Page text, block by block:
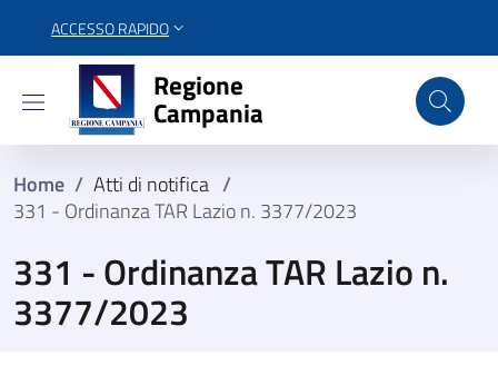
ACCESSO RAPIDO
Regione Campania
Regione
Campania
Home / Atti di notifica /
331 - Ordinanza TAR Lazio n. 3377/2023
331 - Ordinanza TAR Lazio n.
3377/2023